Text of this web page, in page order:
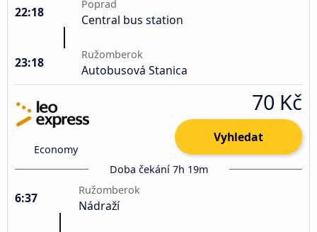
22:18
Poprad
Central bus station
23:18
Ružomberok
Autobusová Stanica
Economy
70 Kč
Vyhledat
Doba čekání 7h 19m
6:37
Ružomberok
Nádraží